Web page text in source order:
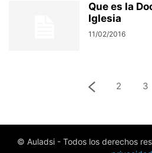
Que es la
Iglesia
11/02/2016
2 3
© Auladsi - Todos los derechos